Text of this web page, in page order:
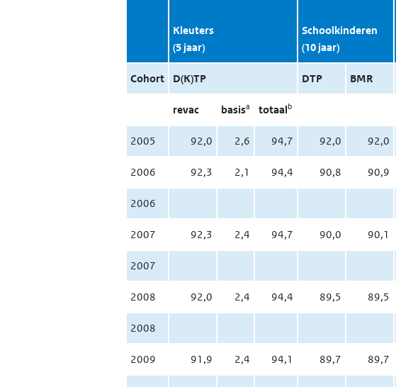
Kleuters
(5 jaar)
Schoolkinderen
(10 jaar)
Cohort D(K)TP DTP BMR
revac basisa totaalb
2005 92,0 2,6 94,7 92,0 92,0
2006 92,3 2,1 94,4 90,8 90,9
2006
2007 92,3 2,4 94,7 90,0 90,1
2007
2008 92,0 2,4 94,4 89,5 89,5
2008
2009 91,9 2,4 94,1 89,7 89,7